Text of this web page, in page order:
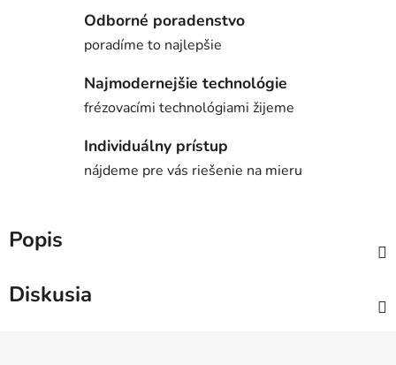
Odborné poradenstvo
poradíme to najlepšie
Najmodernejšie technológie
frézovacími technológiami žijeme
Individuálny prístup
nájdeme pre vás riešenie na mieru
Popis
Diskusia